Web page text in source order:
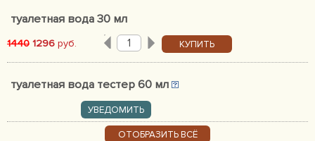
туалетная вода 30 мл
1440 1296 руб. КУПИТЬ
туалетная вода тестер 60 мл
УВЕДОМИТЬ
ОТОБРАЗИТЬ ВСЁ